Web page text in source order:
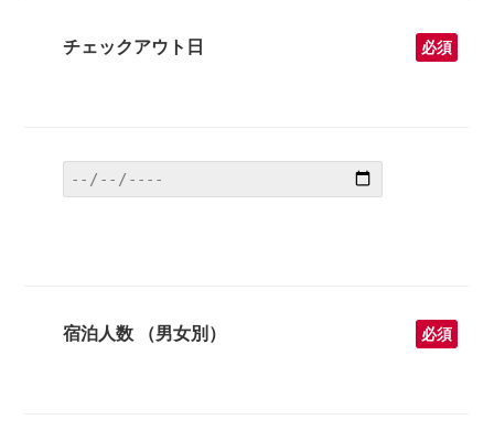
チェックアウト日 必須
宿泊人数 （男女別） 必須